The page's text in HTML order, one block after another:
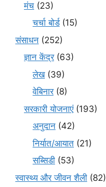
मंच (23)
चर्चा बोर्ड(15)
संसाधन (252)
ज्ञान केंद्र(63)
लेख(39)
वेबिनार(8)
सरकारी योजनाएं(193)
अनुदान (42)
निर्यात/आयात (21)
सब्सिडी (53)
स्वास्थ्य और जीवन शैली (82)